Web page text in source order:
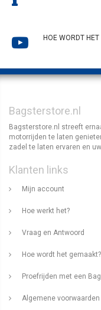
HOE WORDT
Bagsterstore.nl
Bagsterstore.nl streeft
motorrijden te laten
zadel te laten ervaren en
Klanten links
Mijn account
Hoe werkt het?
Vraag en Antwoord
Hoe wordt het gemaakt?
Proefrijden met een
Algemene voorwaarden